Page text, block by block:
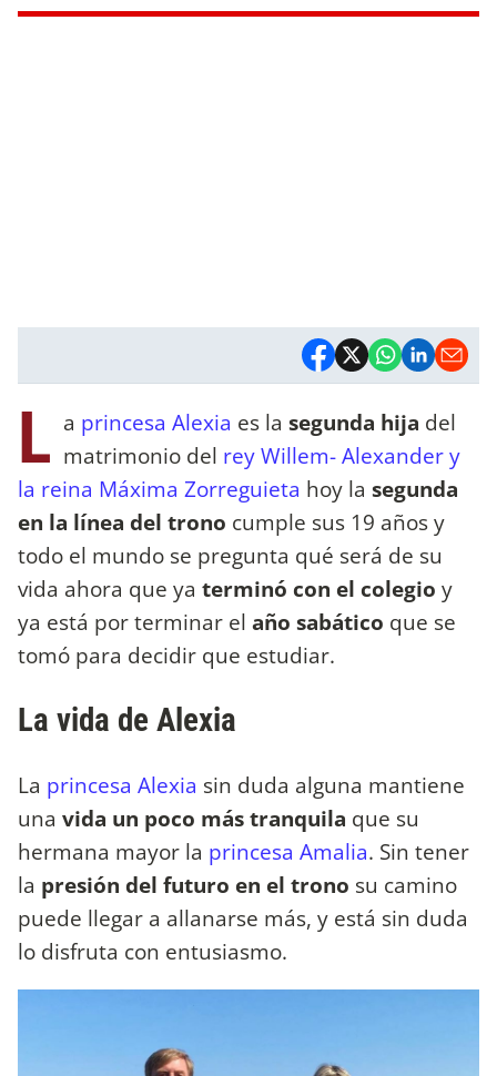
L a princesa Alexia es la segunda hija del
matrimonio del rey Willem- Alexander y
la reina Máxima Zorreguieta hoy la segunda
en la línea del trono cumple sus 19 años y
todo el mundo se pregunta qué será de su
vida ahora que ya terminó con el colegio y
ya está por terminar el año sabático que se
tomó para decidir que estudiar.
La vida de Alexia
La princesa Alexia sin duda alguna mantiene
una vida un poco más tranquila que su
hermana mayor la princesa Amalia. Sin tener
la presión del futuro en el trono su camino
puede llegar a allanarse más, y está sin duda
lo disfruta con entusiasmo.